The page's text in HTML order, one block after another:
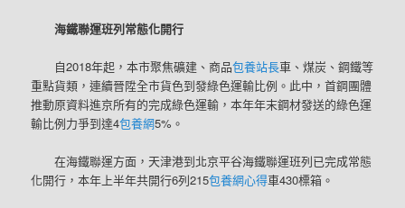
海鐵聯運班列常態化開行
自2018年起，本市聚焦礦建、商品包養站長車、煤炭、鋼鐵等
重點貨類，連續晉陞全市貨色到發綠色運輸比例。此中，首鋼團體
推動原資料進京所有的完成綠色運輸，本年年末鋼材發送的綠色運
輸比例力爭到達4包養網5%。
在海鐵聯運方面，天津港到北京平谷海鐵聯運班列已完成常態
化開行，本年上半年共開行6列215包養網心得車430標箱。